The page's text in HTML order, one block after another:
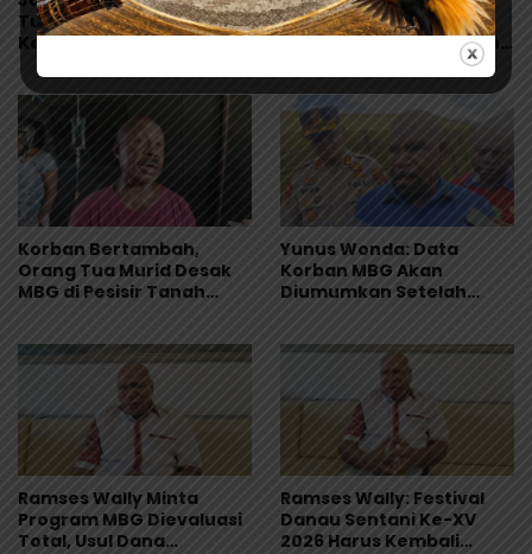
Tunggu Hasil Lab Dugaan
Keracunan MBG
Korban MBG Depapre
Dipulangkan Saat Masih
Korban Bertambah,
Orang Tua Murid Desak
MBG di Pesisir Tanah
Yunus Wonda: Data
Korban MBG Akan
Diumumkan Setelah
Ramses Wally Minta
Program MBG Dievaluasi
Total, Usul Dana
Ramses Wally: Festival
Danau Sentani Ke-XV
2026 Harus Kembali